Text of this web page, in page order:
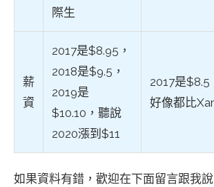
際生
薪
資
2017是$8.95，
2018是$9.5，
2019是
$10.10，聽說
2020漲到$11
2017是
好像都比
如果資料有錯，歡迎在下面留言跟我